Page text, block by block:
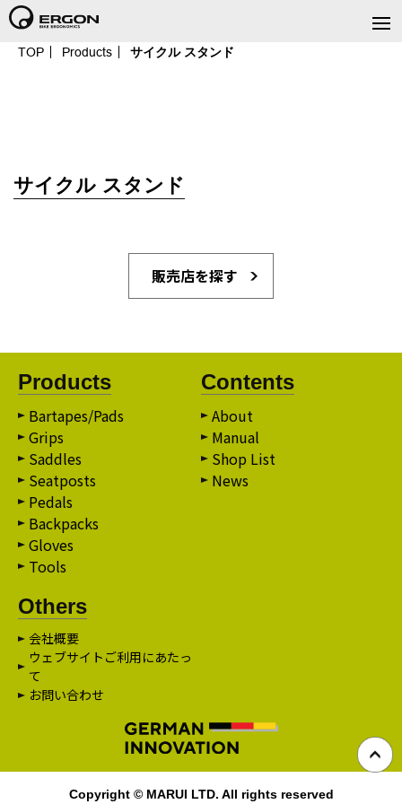
TOP Products サイクル スタンド
サイクル スタンド
販売店を探す
Products
Bartapes/Pads
Grips
Saddles
Seatposts
Pedals
Backpacks
Gloves
Tools
Contents
About
Manual
Shop List
News
Others
会社概要
ウェブサイトご利用にあたっ
て
お問い合わせ
Copyright © MARUI LTD. All rights reserved